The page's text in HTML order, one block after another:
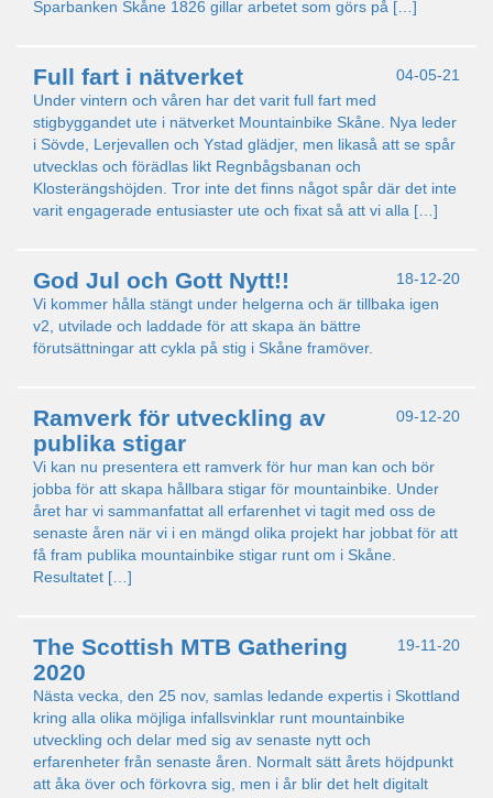
Sparbanken Skåne 1826 gillar arbetet som görs på […]
04-05-21
Full fart i nätverket
Under vintern och våren har det varit full fart med
stigbyggandet ute i nätverket Mountainbike Skåne. Nya leder
i Sövde, Lerjevallen och Ystad glädjer, men likaså att se spår
utvecklas och förädlas likt Regnbågsbanan och
Klosterängshöjden. Tror inte det finns något spår där det inte
varit engagerade entusiaster ute och fixat så att vi alla […]
18-12-20
God Jul och Gott Nytt!!
Vi kommer hålla stängt under helgerna och är tillbaka igen
v2, utvilade och laddade för att skapa än bättre
förutsättningar att cykla på stig i Skåne framöver.
09-12-20
Ramverk för utveckling av
publika stigar
Vi kan nu presentera ett ramverk för hur man kan och bör
jobba för att skapa hållbara stigar för mountainbike. Under
året har vi sammanfattat all erfarenhet vi tagit med oss de
senaste åren när vi i en mängd olika projekt har jobbat för att
få fram publika mountainbike stigar runt om i Skåne.
Resultatet […]
19-11-20
The Scottish MTB Gathering
2020
Nästa vecka, den 25 nov, samlas ledande expertis i Skottland
kring alla olika möjliga infallsvinklar runt mountainbike
utveckling och delar med sig av senaste nytt och
erfarenheter från senaste åren. Normalt sätt årets höjdpunkt
att åka över och förkovra sig, men i år blir det helt digitalt